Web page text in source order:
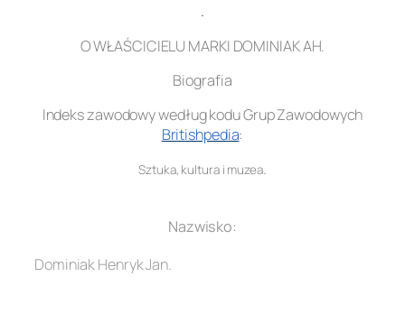
.
O WŁAŚCICIELU MARKI DOMINIAK AH.
Biografia
Indeks zawodowy według kodu Grup Zawodowych
Britishpedia:
Sztuka, kultura i muzea.
Nazwisko:
Dominiak Henryk Jan.